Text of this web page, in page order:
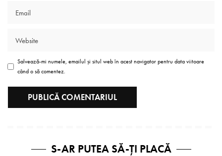
Salvează-mi numele, emailul și situl web în acest navigator pentru data viitoare
când o să comentez.
S-AR PUTEA SĂ-ȚI PLACĂ